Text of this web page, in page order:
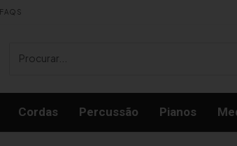
FAQS
Cordas Percussão Pianos